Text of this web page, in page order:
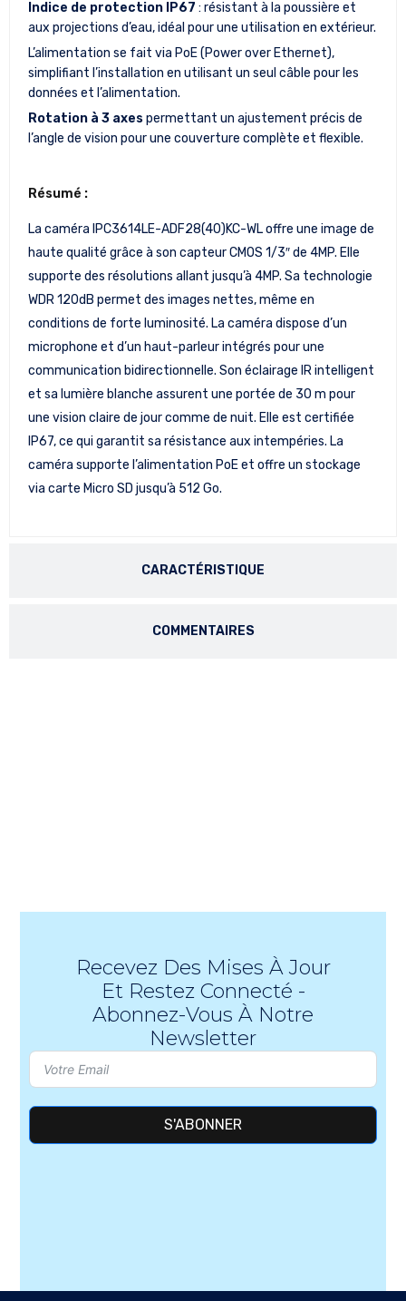
CARACTÉRISTIQUE
COMMENTAIRES
Indice de protection IP67 : résistant à la poussière et
aux projections d’eau, idéal pour une utilisation en extérieur.
L’alimentation se fait via PoE (Power over Ethernet),
simplifiant l’installation en utilisant un seul câble pour les
données et l’alimentation.
Rotation à 3 axes permettant un ajustement précis de
l’angle de vision pour une couverture complète et flexible.
Résumé :
La caméra IPC3614LE-ADF28(40)KC-WL offre une image de
haute qualité grâce à son capteur CMOS 1/3″ de 4MP. Elle
supporte des résolutions allant jusqu’à 4MP. Sa technologie
WDR 120dB permet des images nettes, même en
conditions de forte luminosité. La caméra dispose d’un
microphone et d’un haut-parleur intégrés pour une
communication bidirectionnelle. Son éclairage IR intelligent
et sa lumière blanche assurent une portée de 30 m pour
une vision claire de jour comme de nuit. Elle est certifiée
IP67, ce qui garantit sa résistance aux intempéries. La
caméra supporte l’alimentation PoE et offre un stockage
via carte Micro SD jusqu’à 512 Go.
Recevez Des Mises À Jour
Et Restez Connecté -
Abonnez-Vous À Notre
Newsletter
S'ABONNER